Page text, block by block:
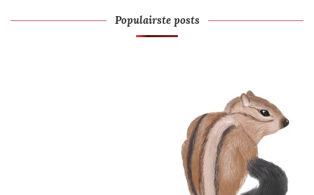
Populairste posts